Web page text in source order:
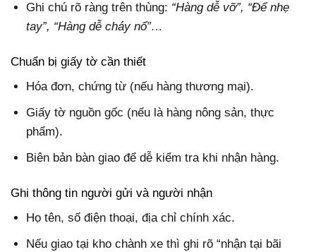
Ghi chú rõ ràng trên thùng: “Hàng dễ vỡ”, “Để nhẹ
tay”, “Hàng dễ cháy nổ”…
Chuẩn bị giấy tờ cần thiết
Hóa đơn, chứng từ (nếu hàng thương mại).
Giấy tờ nguồn gốc (nếu là hàng nông sản, thực
phẩm).
Biên bản bàn giao để dễ kiểm tra khi nhận hàng.
Ghi thông tin người gửi và người nhận
Họ tên, số điện thoại, địa chỉ chính xác.
Nếu giao tại kho chành xe thì ghi rõ “nhận tại bãi